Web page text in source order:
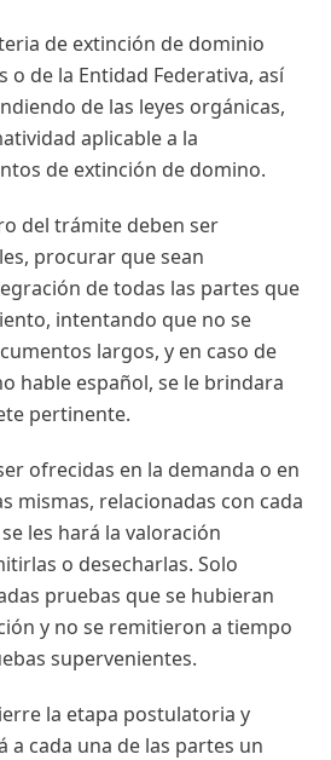
de extinción de dominio
o de la Entidad Federativa, así
de las leyes orgánicas,
aplicable a la
de extinción de domino.
del trámite deben ser
procurar que sean
de todas las partes que
intentando que no se
largos, y en caso de
hable español, se le brindara
pertinente.
ofrecidas en la demanda o en
mismas, relacionadas con cada
les hará la valoración
o desecharlas. Solo
pruebas que se hubieran
y no se remitieron a tiempo
supervenientes.
la etapa postulatoria y
a cada una de las partes un